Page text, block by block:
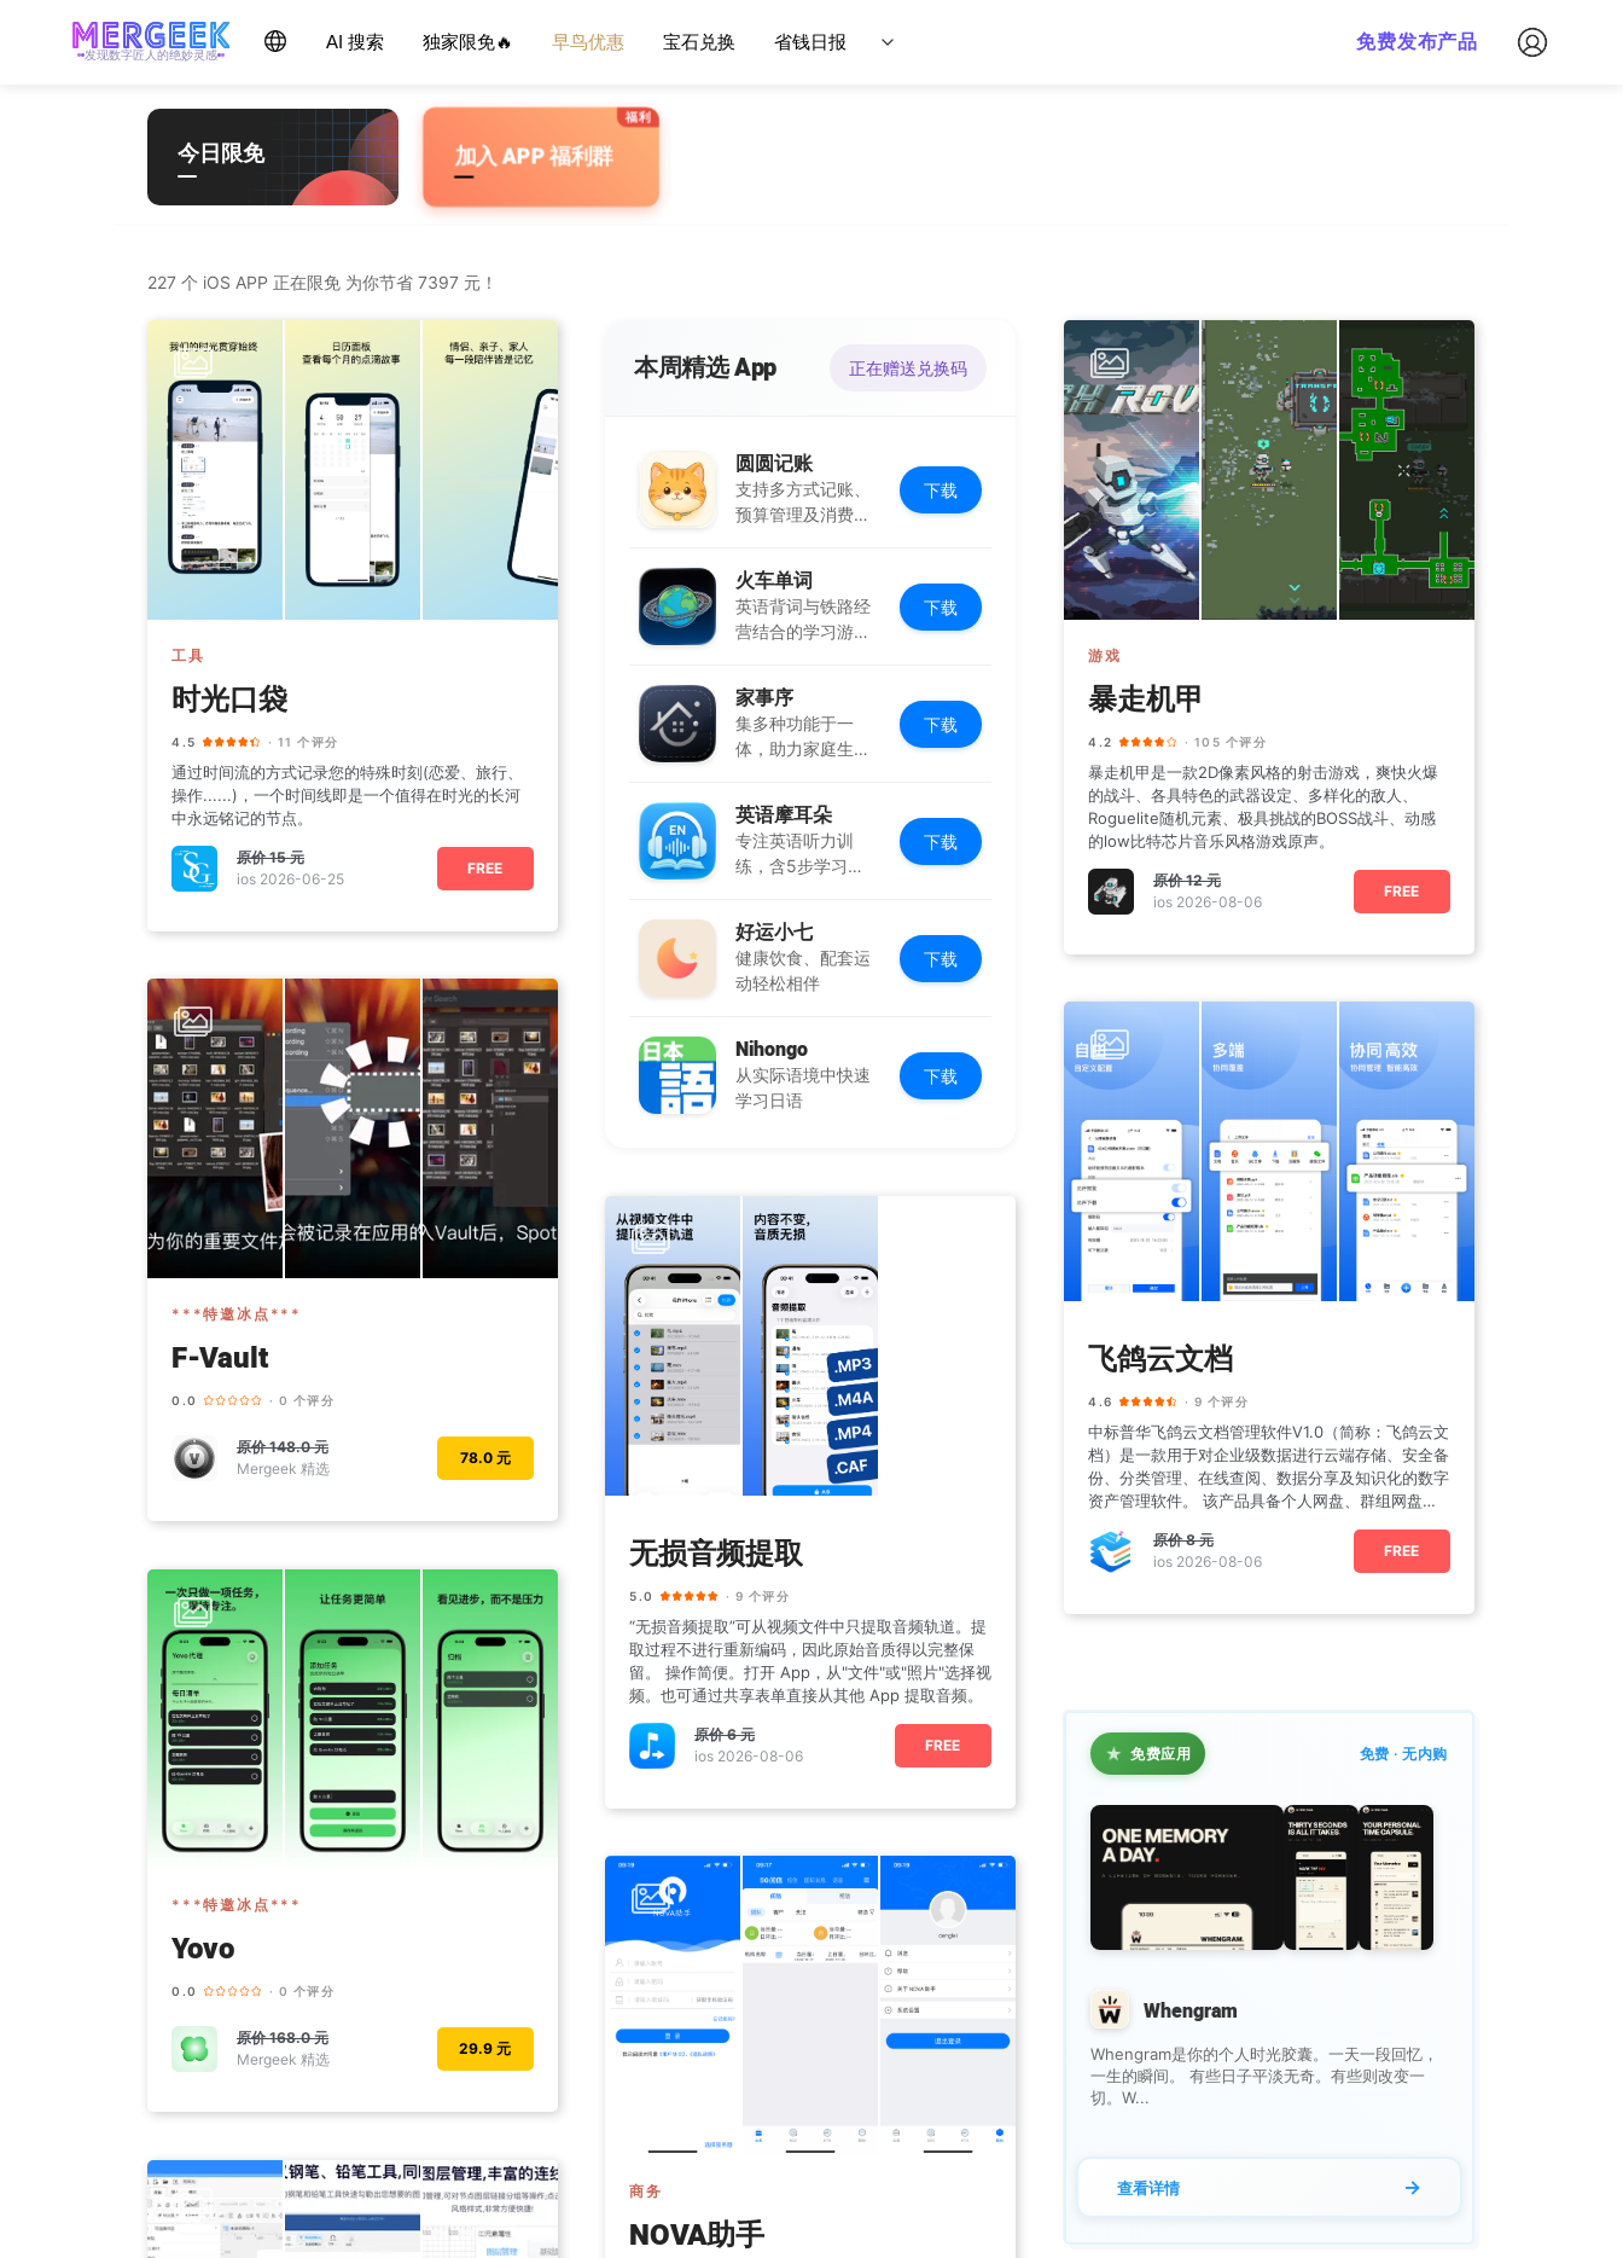
产品玩家 - mergeek.com
每天获取最新产品，优质应用信息
Follow - 产品限免情报
追踪应用游戏价格波动并提醒
免费下载
发现数字匠人的绝妙灵感
AI 搜索 独家限免🔥 早鸟优惠 宝石兑换 省钱日报 免费发布产品
今日限免 加入 APP 福利群
227 个 iOS APP 正在限免 为你节省 7397 元！
工具
时光口袋
4.5 · 11 个评分
通过时间流的方式记录您的特殊时刻(恋爱、旅行、
操作......)，一个时间线即是一个值得在时光的长河
中永远铭记的节点。
原价15 元
ios 2026-06-25
FREE
本周精选 App 正在赠送兑换码
圆圆记账
支持多方式记账、
预算管理及消费复
下载
火车单词
英语背词与铁路经
营结合的学习游
下载
家事序
集多种功能于一
体，助力家庭生活
下载
英语摩耳朵
专注英语听力训
练，含5步学习法
下载
好运小七
健康饮食、配套运
动轻松相伴
下载
Nihongo
从实际语境中快速
学习日语
下载
游戏
暴走机甲
4.2 · 105 个评分
暴走机甲是一款2D像素风格的射击游戏，爽快火爆
的战斗、各具特色的武器设定、多样化的敌人、
Roguelite随机元素、极具挑战的BOSS战斗、动感
的low比特芯片音乐风格游戏原声。
原价12 元
ios 2026-08-06
FREE
***特邀冰点***
F-Vault
0.0 · 0 个评分
原价148.0 元
Mergeek 精选
78.0 元
飞鸽云文档
4.6 · 9 个评分
中标普华飞鸽云文档管理软件V1.0（简称：飞鸽云文
档）是一款用于对企业级数据进行云端存储、安全备
份、分类管理、在线查阅、数据分享及知识化的数字
资产管理软件。 该产品具备个人网盘、群组网盘、
原价8 元
ios 2026-08-06
FREE
无损音频提取
5.0 · 9 个评分
“无损音频提取”可从视频文件中只提取音频轨道。提
取过程不进行重新编码，因此原始音质得以完整保
留。 操作简便。打开 App，从"文件"或"照片"选择视
频。也可通过共享表单直接从其他 App 提取音频。
原价6 元
ios 2026-08-06
FREE
***特邀冰点***
Yovo
0.0 · 0 个评分
原价168.0 元
Mergeek 精选
29.9 元
★ 免费应用 免费 · 无内购
Whengram
Whengram是你的个人时光胶囊。一天一段回忆，
一生的瞬间。 有些日子平淡无奇。有些则改变一
切。W...
查看详情 →
商务
NOVA助手